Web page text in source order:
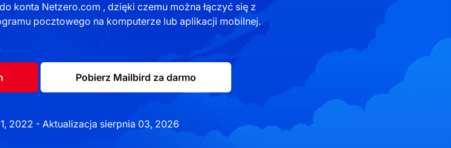
konta Netzero.com , dzięki czemu można łączyć się z
pocztowego na komputerze lub aplikacji mobilnej.
Pobierz Mailbird za darmo
2022 - Aktualizacja sierpnia 03, 2026